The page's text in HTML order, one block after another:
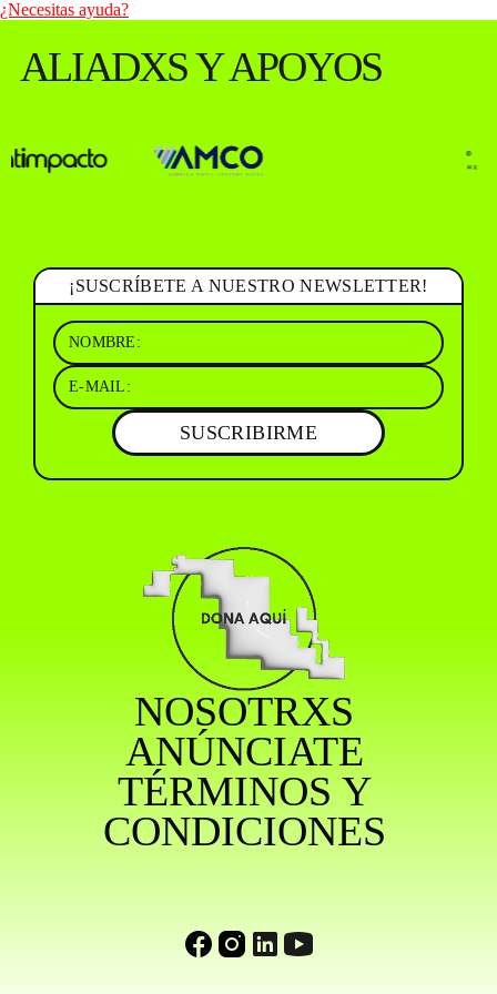
¿Necesitas ayuda?
ALIADXS Y APOYOS
¡SUSCRÍBETE A NUESTRO NEWSLETTER!
SUSCRIBIRME
NOSOTRXS
ANÚNCIATE
TÉRMINOS Y
CONDICIONES